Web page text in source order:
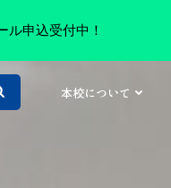
本校について
ル申込受付中！